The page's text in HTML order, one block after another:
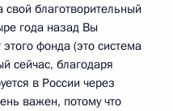
благотворительный
года назад Вы
фонда (это система
сейчас, благодаря
в России через
важен, потому что